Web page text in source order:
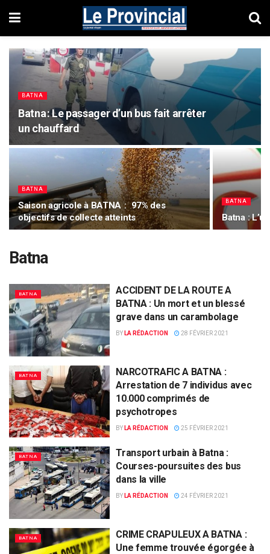
BATNA
Batna : Le passager d’un bus fait arrêter
un chauffard
BATNA
Saison agricole à BATNA : 97% des
objectifs de collecte atteints
BATNA
Batna :
Batna
BATNA
ACCIDENT DE LA ROUTE A
BATNA : Un mort et un blessé
grave dans un carambolage
BY LA RÉDACTION 28 FÉVRIER 2021
BATNA
NARCOTRAFIC A BATNA :
Arrestation de 7 individus avec
10.000 comprimés de
psychotropes
BY LA RÉDACTION 25 FÉVRIER 2021
BATNA
Transport urbain à Batna :
Courses-poursuites des bus
dans la ville
BY LA RÉDACTION 24 FÉVRIER 2021
BATNA
CRIME CRAPULEUX A BATNA :
Une femme trouvée égorgée à